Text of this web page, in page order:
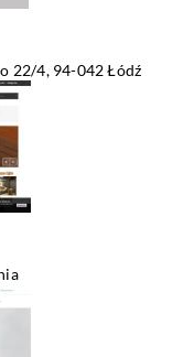
22/4, 94-042 Łódź